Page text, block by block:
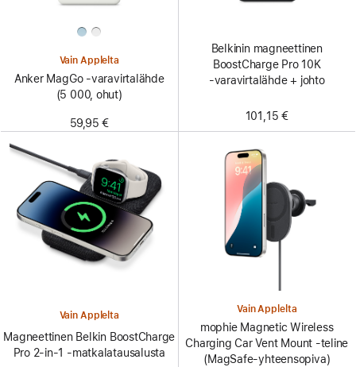
Vain Applelta
Anker MagGo ‑varavirtalähde
(5 000, ohut)
59,95 €
Belkinin magneettinen
BoostCharge Pro 10K
‑varavirtalähde + johto
101,15 €
Vain Applelta
Magneettinen Belkin BoostCharge
Pro 2-in-1 ‑matka­lataus­alusta
Vain Applelta
mophie Magnetic Wireless
Charging Car Vent Mount ‑teline
(MagSafe-yhteensopiva)